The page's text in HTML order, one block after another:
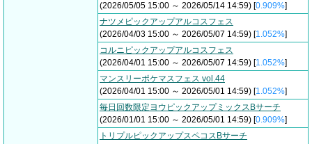
(2026/05/05 15:00 ～ 2026/05/14 14:59) [0.909%]
ナツメピックアップアルコスフェス
(2026/04/03 15:00 ～ 2026/05/07 14:59) [1.052%]
コルニピックアップアルコスフェス
(2026/04/01 15:00 ～ 2026/05/07 14:59) [1.052%]
マンスリーポケマスフェス vol.44
(2026/04/01 15:00 ～ 2026/05/01 14:59) [1.052%]
毎日回数限定ヨウピックアップミックスBサーチ
(2026/01/01 15:00 ～ 2026/05/01 14:59) [0.909%]
トリプルピックアップスペコスBサーチ